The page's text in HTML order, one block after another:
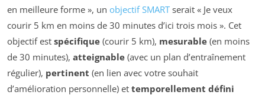
en meilleure forme », un objectif SMART serait « Je veux
courir 5 km en moins de 30 minutes d’ici trois mois ». Cet
objectif est spécifique (courir 5 km), mesurable (en moins
de 30 minutes), atteignable (avec un plan d’entraînement
régulier), pertinent (en lien avec votre souhait
d’amélioration personnelle) et temporellement défini